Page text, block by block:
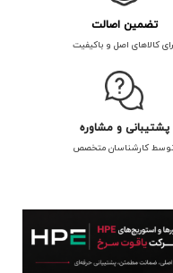
تضمین اصالت
کالاهای اصل و باکیفیت
پشتیبانی و مشاوره
کارشناسان متخصص